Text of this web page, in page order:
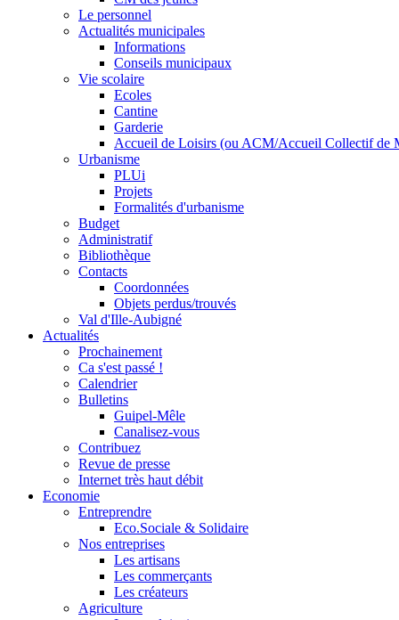
Le personnel
Actualités municipales
Informations
Conseils municipaux
Vie scolaire
Ecoles
Cantine
Garderie
Accueil de Loisirs (ou ACM/Accueil Collectif de
Urbanisme
PLUi
Projets
Formalités d'urbanisme
Budget
Administratif
Bibliothèque
Contacts
Coordonnées
Objets perdus/trouvés
Val d'Ille-Aubigné
Actualités
Prochainement
Ca s'est passé !
Calendrier
Bulletins
Guipel-Mêle
Canalisez-vous
Contribuez
Revue de presse
Internet très haut débit
Economie
Entreprendre
Eco.Sociale & Solidaire
Nos entreprises
Les artisans
Les commerçants
Les créateurs
Agriculture